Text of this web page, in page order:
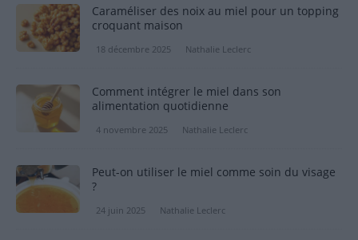
Caraméliser des noix au miel pour un topping
croquant maison
18 décembre 2025 Nathalie Leclerc
Comment intégrer le miel dans son
alimentation quotidienne
4 novembre 2025 Nathalie Leclerc
Peut-on utiliser le miel comme soin du visage
?
24 juin 2025 Nathalie Leclerc